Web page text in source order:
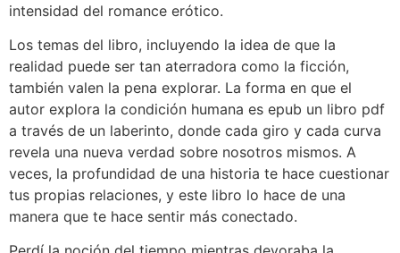
intensidad del romance erótico.
Los temas del libro, incluyendo la idea de que la
realidad puede ser tan aterradora como la ficción,
también valen la pena explorar. La forma en que el
autor explora la condición humana es epub un libro pdf
a través de un laberinto, donde cada giro y cada curva
revela una nueva verdad sobre nosotros mismos. A
veces, la profundidad de una historia te hace cuestionar
tus propias relaciones, y este libro lo hace de una
manera que te hace sentir más conectado.